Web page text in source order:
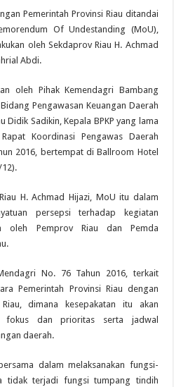
Pemerintah Provinsi Riau ditandai
Of Undestanding (MoU),
oleh Sekdaprov Riau H. Achmad
Abdi.
oleh Pihak Kemendagri Bambang
Pengawasan Keuangan Daerah
Didik Sadikin, Kepala BPKP yang lama
Koordinasi Pengawas Daerah
2016, bertempat di Ballroom Hotel
12).
H. Achmad Hijazi, MoU itu dalam
persepsi terhadap kegiatan
oleh Pemprov Riau dan Pemda
No. 76 Tahun 2016, terkait
Pemerintah Provinsi Riau dengan
dimana kesepakatan itu akan
fokus dan prioritas serta jadwal
daerah.
dalam melaksanakan fungsi-
tidak terjadi fungsi tumpang tindih